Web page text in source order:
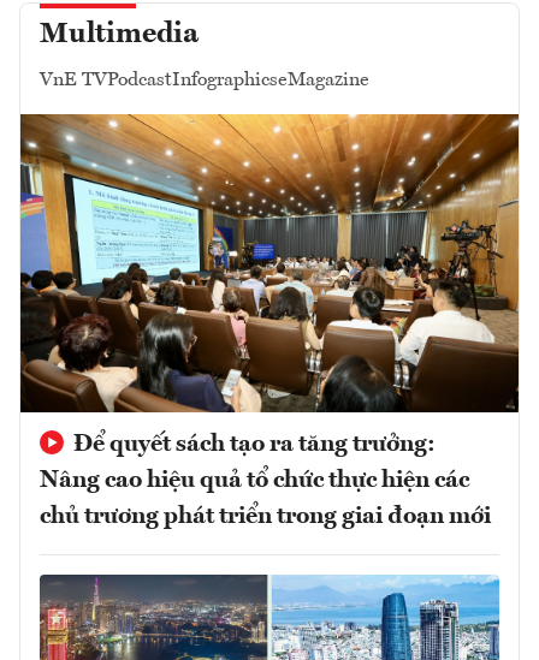
Multimedia
VnE TVPodcastInfographicseMagazine
Để quyết sách tạo ra tăng trưởng:
Nâng cao hiệu quả tổ chức thực hiện các
chủ trương phát triển trong giai đoạn mới